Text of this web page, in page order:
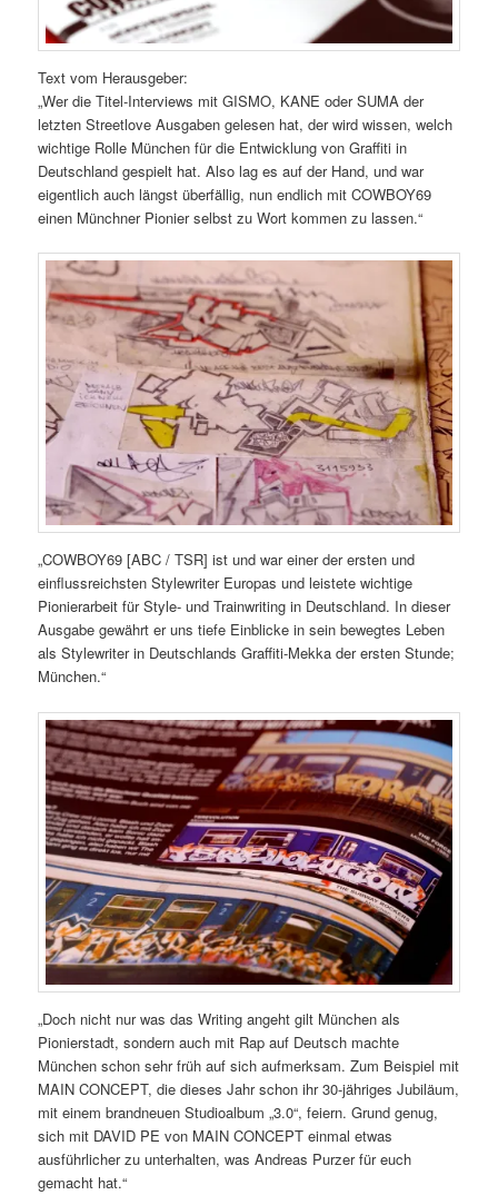
Text vom Herausgeber:
„Wer die Titel-Interviews mit GISMO, KANE oder SUMA der
letzten Streetlove Ausgaben gelesen hat, der wird wissen, welch
wichtige Rolle München für die Entwicklung von Graffiti in
Deutschland gespielt hat. Also lag es auf der Hand, und war
eigentlich auch längst überfällig, nun endlich mit COWBOY69
einen Münchner Pionier selbst zu Wort kommen zu lassen.“
„COWBOY69 [ABC / TSR] ist und war einer der ersten und
einflussreichsten Stylewriter Europas und leistete wichtige
Pionierarbeit für Style- und Trainwriting in Deutschland. In dieser
Ausgabe gewährt er uns tiefe Einblicke in sein bewegtes Leben
als Stylewriter in Deutschlands Graffiti-Mekka der ersten Stunde;
München.“
„Doch nicht nur was das Writing angeht gilt München als
Pionierstadt, sondern auch mit Rap auf Deutsch machte
München schon sehr früh auf sich aufmerksam. Zum Beispiel mit
MAIN CONCEPT, die dieses Jahr schon ihr 30-jähriges Jubiläum,
mit einem brandneuen Studioalbum „3.0“, feiern. Grund genug,
sich mit DAVID PE von MAIN CONCEPT einmal etwas
ausführlicher zu unterhalten, was Andreas Purzer für euch
gemacht hat.“